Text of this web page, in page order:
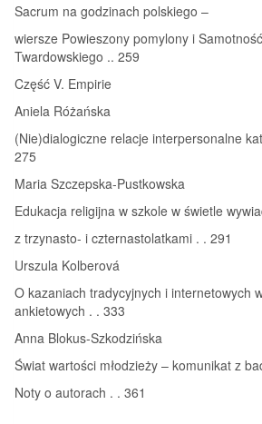
Sacrum na godzinach polskiego –
wiersze Powieszony pomylony i
Twardowskiego .. 259
Część V. Empirie
Aniela Różańska
(Nie)dialogiczne relacje interpersonalne
275
Maria Szczepska-Pustkowska
Edukacja religijna w szkole w świetle
z trzynasto- i czternastolatkami . . 291
Urszula Kolberová
O kazaniach tradycyjnych i internetowych
ankietowych . . 333
Anna Blokus-Szkodzińska
Świat wartości młodzieży – komunikat z
Noty o autorach . . 361